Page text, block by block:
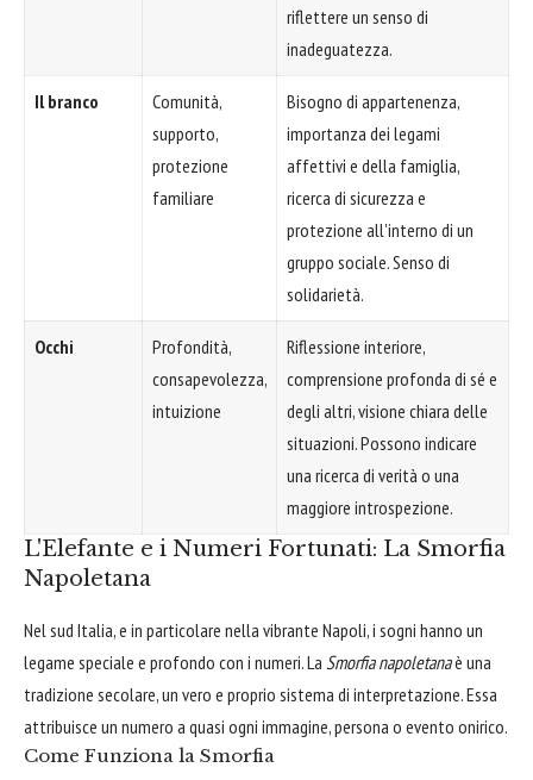
riflettere un senso di
inadeguatezza.
Il branco
Comunità,
supporto,
protezione
familiare
Bisogno di appartenenza,
importanza dei legami
affettivi e della famiglia,
ricerca di sicurezza e
protezione all'interno di un
gruppo sociale. Senso di
solidarietà.
Occhi
Profondità,
consapevolezza,
intuizione
Riflessione interiore,
comprensione profonda di sé e
degli altri, visione chiara delle
situazioni. Possono indicare
una ricerca di verità o una
maggiore introspezione.
L'Elefante e i Numeri Fortunati: La Smorfia
Napoletana
Nel sud Italia, e in particolare nella vibrante Napoli, i sogni hanno un
legame speciale e profondo con i numeri. La Smorfia napoletanaè una
tradizione secolare, un vero e proprio sistema di interpretazione. Essa
attribuisce un numero a quasi ogni immagine, persona o evento onirico.
Come Funziona la Smorfia